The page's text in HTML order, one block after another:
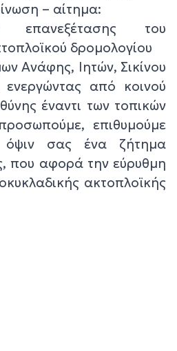
– αίτημα:
επανεξέτασης του
δρομολογίου
Ανάφης, Ιητών, Σικίνου
από κοινού
έναντι των τοπικών
επιθυμούμε
σας ένα ζήτημα
που αφορά την εύρυθμη
ακτοπλοϊκής